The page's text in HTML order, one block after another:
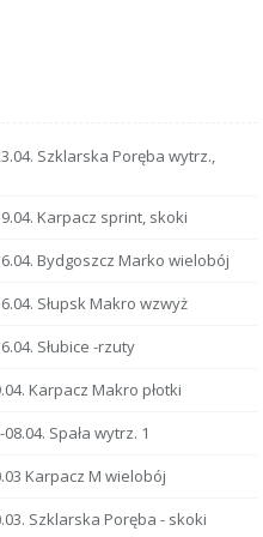
Szklarska Poręba wytrz.,
Karpacz sprint, skoki
Bydgoszcz Marko wielobój
Słupsk Makro wzwyż
Słubice -rzuty
Karpacz Makro płotki
08.04. Spała wytrz. 1
Karpacz M wielobój
Szklarska Poręba - skoki